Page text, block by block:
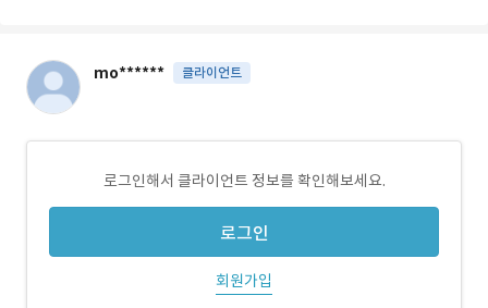
mo****** 클라이언트
로그인해서 클라이언트 정보를 확인해보세요.
로그인
회원가입